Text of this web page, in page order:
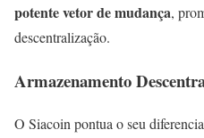
potente vetor de mudança,
descentralização.
Armazenamento
O Siacoin pontua o seu